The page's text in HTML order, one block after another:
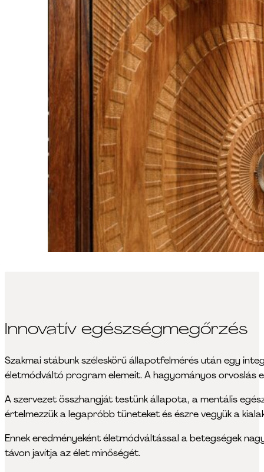
Innovatív egészségmegőrzés
Szakmai stábunk széleskörű állapotfelmérés után egy
életmódváltó program elemeit. A hagyományos orvoslás
A szervezet összhangját testünk állapota, a mentális
értelmezzük a legapróbb tüneteket és észre vegyük a
Ennek eredményeként életmódváltással a betegségek
távon javítja az élet minőségét.